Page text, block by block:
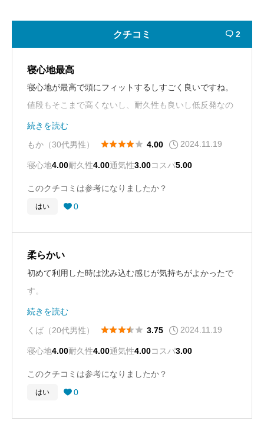
クチコミ  2
寝心地最高
寝心地が最高で頭にフィットするしすごく良いですね。
値段もそこまで高くないし、耐久性も良いし低反発なの
がまた良いですね。
続きを読む
もか（30代男性）
 4.00 2024.11.19
寝心地4.00耐久性4.00通気性3.00コスパ5.00
このクチコミは参考になりましたか？
はい  0
柔らかい
初めて利用した時は沈み込む感じが気持ちがよかったで
す。
当時首が少し張っていたので購入しましたが、
この枕のおかげで楽になりました。
続きを読む
くば（20代男性）
 3.75 2024.11.19
寝心地4.00耐久性4.00通気性4.00コスパ3.00
このクチコミは参考になりましたか？
はい  0